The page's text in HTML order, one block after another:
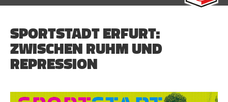
SPORTSTADT ERFURT:
ZWISCHEN RUHM UND
REPRESSION